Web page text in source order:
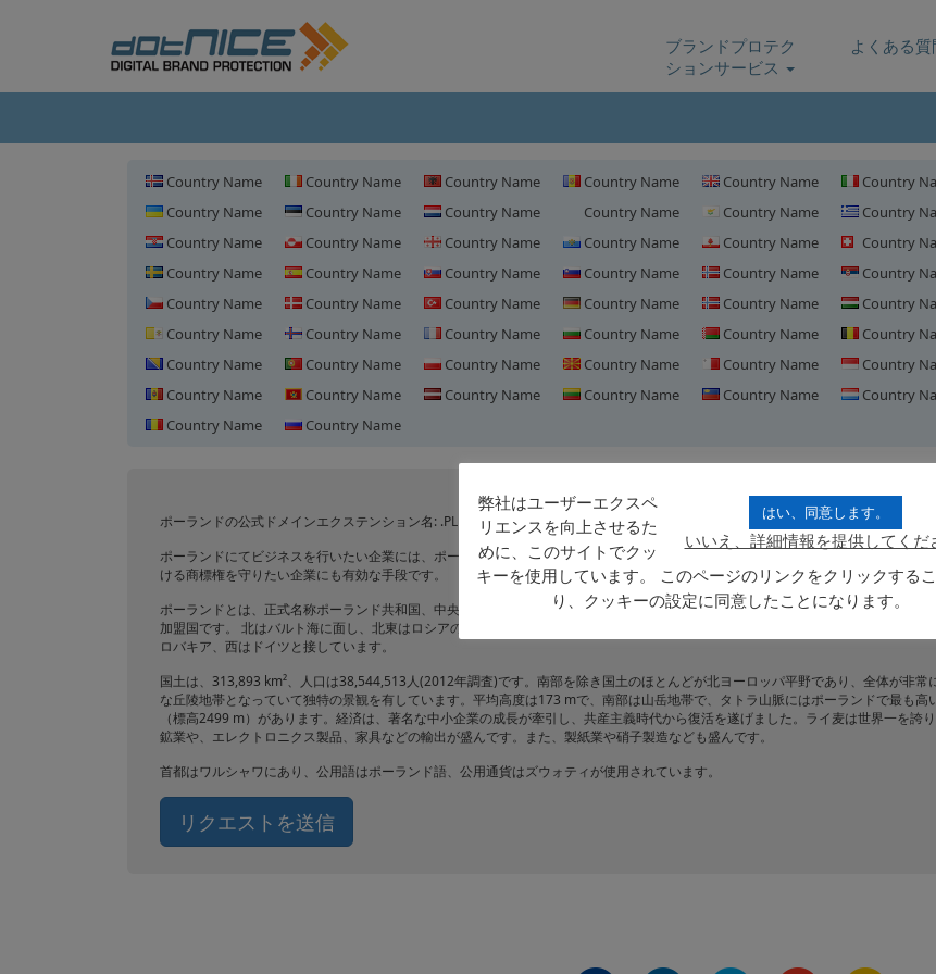
ブランドプロテク
ションサービス
よくある質
Country Name Country Name Country Name Country Name Country Name
Country
Country Name
Country Name Country Name Country Name Country Name
Country
Country Name
Country Name Country Name Country Name Country Name
Country
Country Name
Country Name Country Name Country Name Country Name
Country
Country Name
Country Name Country Name Country Name Country Name
Country
Country Name
Country Name Country Name Country Name Country Name
Country
Country Name
Country Name Country Name Country Name Country Name
Country
Country Name
Country Name Country Name Country Name Country Name
Country
Country Name
Country Name
ポーランドの公式ドメインエクステンション名: .PL
ポーランドにてビジネスを行いたい企業には、ポーランド公式ドメインエクステンションの使用をお勧め致しております。また、当
ける商標権を守りたい企業にも有効な手段です。
ポーランドとは、正式名称ポーランド共和国、中央ヨーロッパに位置する共和制国家です。欧州連合 (EU) そして北大西洋条約機構
加盟国です。 北はバルト海に面し、北東はロシアの飛地カリーニングラード州とリトアニア、東はベラルーシとウクライナ、南はチ
ロバキア、西はドイツと接しています。
国土は、313,893 km²、人口は38,544,513人(2012年調査)です。南部を除き国土のほとんどが北ヨーロッパ平野であり、全体が非常
な丘陵地帯となっていて独特の景観を有しています。平均高度は173 mで、南部は山岳地帯で、タトラ山脈にはポーランドで最も高
（標高2499 m）があります。経済は、著名な中小企業の成長が牽引し、共産主義時代から復活を遂げました。ライ麦は世界一を誇
鉱業や、エレクトロニクス製品、家具などの輸出が盛んです。また、製紙業や硝子製造なども盛んです。
首都はワルシャワにあり、公用語はポーランド語、公用通貨はズウォティが使用されています。
リクエストを送信
はい、同意します。
いいえ、詳細情報を提供してくだ
弊社はユーザーエクスペ
リエンスを向上させるた
めに、このサイトでクッ
キーを使用しています。 このページのリンクをクリックする
り、クッキーの設定に同意したことになります。